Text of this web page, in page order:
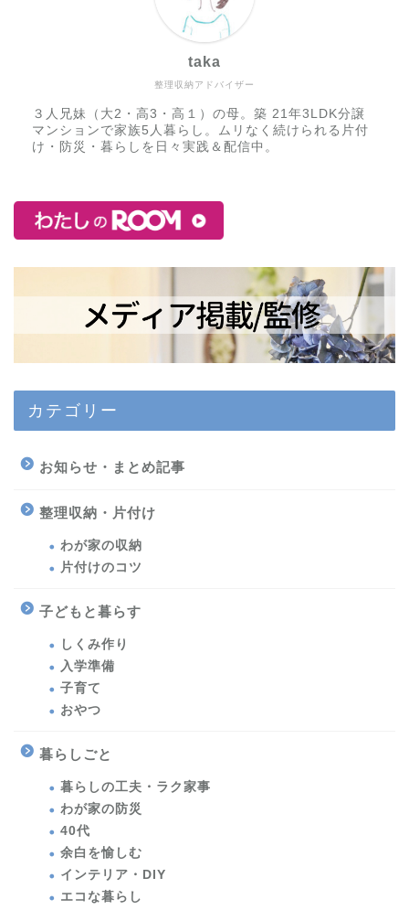
整理収納アドバイザー
taka
３人兄妹（大2・高3・高１）の母。築 21年3LDK分譲
マンションで家族5人暮らし。ムリなく続けられる片付
け・防災・暮らしを日々実践＆配信中。
カテゴリー
お知らせ・まとめ記事
整理収納・片付け
わが家の収納
片付けのコツ
子どもと暮らす
しくみ作り
入学準備
子育て
おやつ
暮らしごと
暮らしの工夫・ラク家事
わが家の防災
40代
余白を愉しむ
インテリア・DIY
エコな暮らし